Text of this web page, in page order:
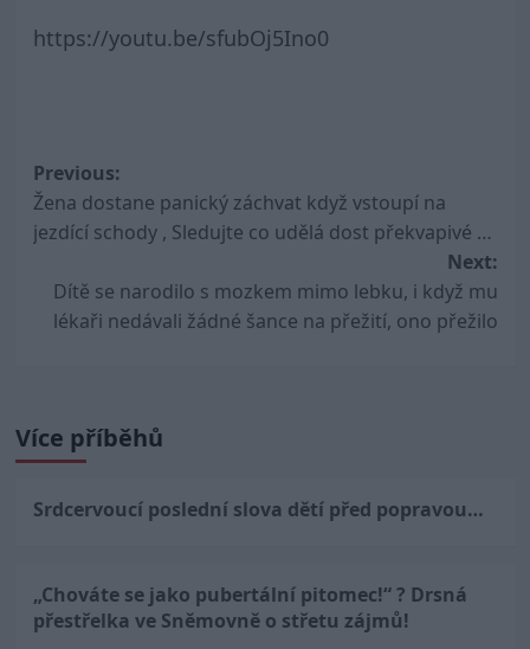
https://youtu.be/sfubOj5Ino0
Post
navigation
Previous:
Žena dostane panický záchvat když vstoupí na
jezdící schody , Sledujte co udělá dost překvapivé …
Next:
Dítě se narodilo s mozkem mimo lebku, i když mu
lékaři nedávali žádné šance na přežití, ono přežilo
Více příběhů
Srdcervoucí poslední slova dětí před popravou…
„Chováte se jako pubertální pitomec!“ ? Drsná
přestřelka ve Sněmovně o střetu zájmů!